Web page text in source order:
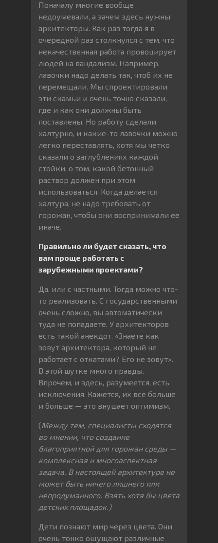
Поначалу многие вообще
недоумевали, а зачем здесь нужны
архитекторы. Как раз тогда я в
очередной раз столкнулся с тем, что
некачественная работа провоцирует
людей на вандализм. Например,
лавочки надо делать так, чтоб их не
перемещали. Мы спроектировали
эти скамьи и очень точно сказали,
где и как они должны быть
поставлены. Но работу сделали
халтурно, и какие-то лавочки можно
легко переставлять, хотя мы четко
сказали о заглублениях каждой
стойки, о том, какой бетонный
раствор должен при этом
использоваться. Когда делается
халтура, не надо требовать от
горожан, чтобы они воспринимали ее
иначе.
Правильно ли будет сказать, что
вам проще работать с
зарубежными проектами?
Да, или с частными. Тогда можно что-
то реализовать. С государственными
очень сложно, вы автоматически
туда не попадаете. У архитекторов
есть такой анекдот. «Знаете как
зовут архитектора, который не
работает с откатами? Его не зовут».
В этой шутке много правды.
Впрочем, и здесь, разумеется, есть
исключения. Кажется, их все больше
и больше — это внушает оптимизм.
(Между тем, специалисты сходятся
во мнении, что создание
благоприятной для горожан среды —
комплексная и многоаспектная
задача. В настоящей архитектуре не
может быть ничего лишнего или
непродуманного. Взять хотя бы цвета
детских площадок.)
Дети познают мир через цвета. Они
очень тонко ощущают различные